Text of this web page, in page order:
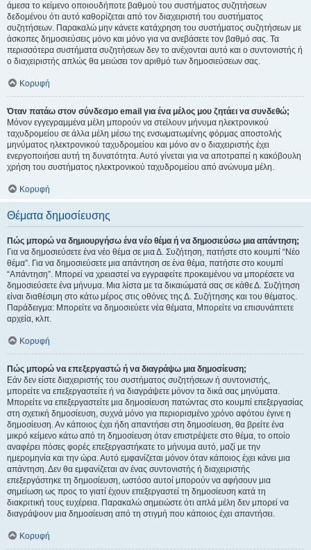
άμεσα το κείμενο οποιουδήποτε βαθμού του συστήματος συζητήσεων
δεδομένου ότι αυτό καθορίζεται από τον διαχειριστή του συστήματος
συζητήσεων. Παρακαλώ μην κάνετε κατάχρηση του συστήματος συζητήσεων με
άσκοπες δημοσιεύσεις μόνο και μόνο για να ανεβάσετε τον βαθμό σας. Τα
περισσότερα συστήματα συζητήσεων δεν το ανέχονται αυτό και ο συντονιστής ή
ο διαχειριστής απλώς θα μειώσει τον αριθμό των δημοσιεύσεων σας.
Κορυφή
Όταν πατάω στον σύνδεσμο email για ένα μέλος μου ζητάει να συνδεθώ;
Μόνον εγγεγραμμένα μέλη μπορούν να στείλουν μήνυμα ηλεκτρονικού
ταχυδρομείου σε άλλα μέλη μέσω της ενσωματωμένης φόρμας αποστολής
μηνύματος ηλεκτρονικού ταχυδρομείου και μόνο αν ο διαχειριστής έχει
ενεργοποιήσει αυτή τη δυνατότητα. Αυτό γίνεται για να αποτραπεί η κακόβουλη
χρήση του συστήματος ηλεκτρονικού ταχυδρομείου από ανώνυμα μέλη.
Κορυφή
Θέματα δημοσίευσης
Πώς μπορώ να δημιουργήσω ένα νέο θέμα ή να δημοσιεύσω μια απάντηση;
Για να δημοσιεύσετε ένα νέο θέμα σε μια Δ. Συζήτηση, πατήστε στο κουμπί “Νέο
θέμα”. Για να δημοσιεύσετε μια απάντηση σε ένα θέμα, πατήστε στο κουμπί
“Απάντηση”. Μπορεί να χρειαστεί να εγγραφείτε προκειμένου να μπορέσετε να
δημοσιεύσετε ένα μήνυμα. Μια λίστα με τα δικαιώματά σας σε κάθε Δ. Συζήτηση
είναι διαθέσιμη στο κάτω μέρος στις οθόνες της Δ. Συζήτησης και του θέματος.
Παράδειγμα: Μπορείτε να δημοσιεύετε νέα θέματα, Μπορείτε να επισυνάπτετε
αρχεία, κλπ.
Κορυφή
Πώς μπορώ να επεξεργαστώ ή να διαγράψω μια δημοσίευση;
Εάν δεν είστε διαχειριστής του συστήματος συζητήσεων ή συντονιστής,
μπορείτε να επεξεργαστείτε ή να διαγράψετε μόνον τα δικά σας μηνύματα.
Μπορείτε να επεξεργαστείτε μια δημοσίευση πατώντας στο κουμπί επεξεργασίας
στη σχετική δημοσίευση, συχνά μόνο για περιορισμένο χρόνο αφότου έγινε η
δημοσίευση. Αν κάποιος έχει ήδη απαντήσει στη δημοσίευση, θα βρείτε ένα
μικρό κείμενο κάτω από τη δημοσίευση όταν επιστρέψετε στο θέμα, το οποίο
αναφέρει πόσες φορές επεξεργαστήκατε το μήνυμα αυτό, μαζί με την
ημερομηνία και την ώρα. Αυτό εμφανίζεται μόνον όταν κάποιος έχει κάνει μια
απάντηση. Δεν θα εμφανίζεται αν ένας συντονιστής ή διαχειριστής
επεξεργάστηκε τη δημοσίευση, ωστόσο αυτοί μπορούν να αφήσουν μια
σημείωση ως προς το γιατί έχουν επεξεργαστεί τη δημοσίευση κατά τη
διακριτική τους ευχέρεια. Παρακαλώ σημειώστε ότι απλά μέλη δεν μπορεί να
διαγράψουν μια δημοσίευση από τη στιγμή που κάποιος έχει απαντήσει.
Κορυφή